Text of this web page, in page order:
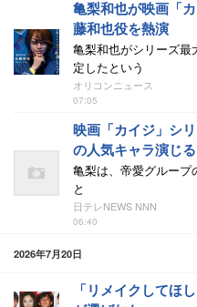
亀梨和也が映画「
藤和也役を熱演
亀梨和也がシリーズ
定したという
オリコンニュース
07:05
映画「カイジ」シ
の人気キャラ演じる
亀梨は、帝愛グループ
と
日テレNEWS NNN
06:40
2026年7月20日
「リメイクしてほ